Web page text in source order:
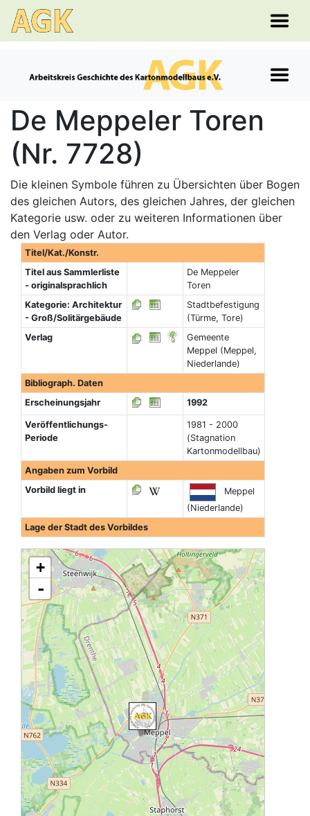
De Meppeler Toren
(Nr. 7728)
Die kleinen Symbole führen zu Übersichten über Bogen
des gleichen Autors, des gleichen Jahres, der gleichen
Kategorie usw. oder zu weiteren Informationen über
den Verlag oder Autor.
Titel/Kat./Konstr.
Titel aus Sammlerliste
- originalsprachlich
De Meppeler
Toren
Kategorie: Architektur
- Groß/Solitärgebäude
Stadtbefestigung
(Türme, Tore)
Verlag
Gemeente
Meppel (Meppel,
Niederlande)
Bibliograph. Daten
Erscheinungsjahr
1992
Veröffentlichungs-
Periode
1981 - 2000
(Stagnation
Kartonmodellbau)
Angaben zum Vorbild
Vorbild liegt in
Meppel
(Niederlande)
Lage der Stadt des Vorbildes
+
-